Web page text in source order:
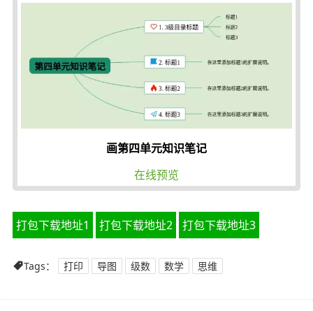
画第四单元知识笔记
在线预览
打包下载地址1 打包下载地址2 打包下载地址3
Tags： 打印 导图 级数 数学 思维